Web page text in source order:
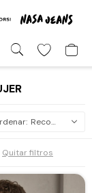
Recomendados
Quitar filtros